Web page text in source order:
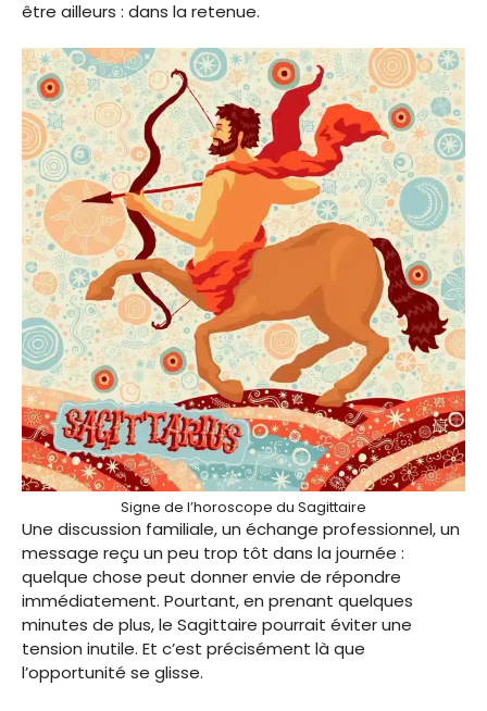
être ailleurs : dans la retenue.
Signe de l’horoscope du Sagittaire
Une discussion familiale, un échange professionnel, un
message reçu un peu trop tôt dans la journée :
quelque chose peut donner envie de répondre
immédiatement. Pourtant, en prenant quelques
minutes de plus, le Sagittaire pourrait éviter une
tension inutile. Et c’est précisément là que
l’opportunité se glisse.